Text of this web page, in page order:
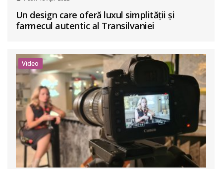
Un design care oferă luxul simplității și
farmecul autentic al Transilvaniei
Video